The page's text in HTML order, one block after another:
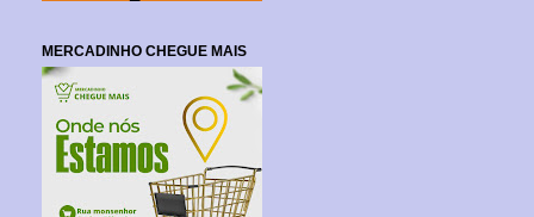
MERCADINHO CHEGUE MAIS